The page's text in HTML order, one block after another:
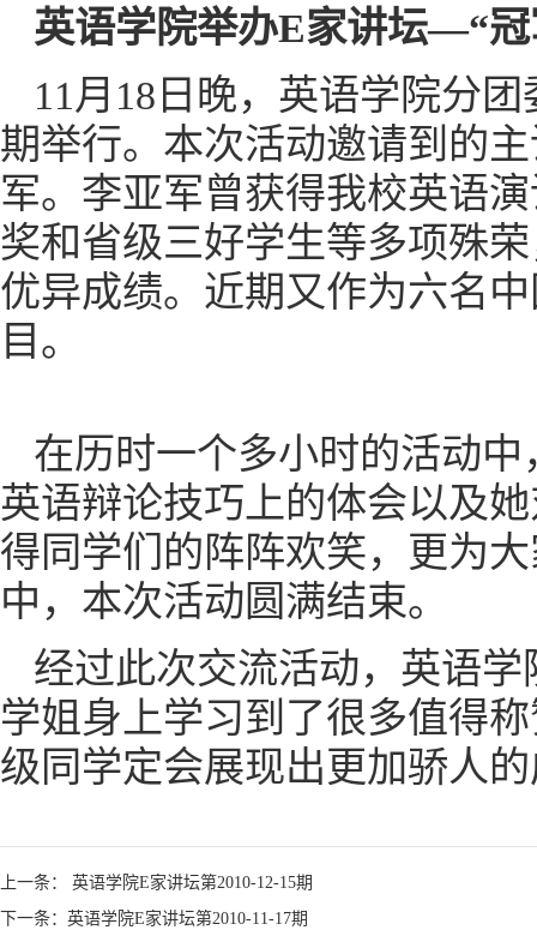
英语学院举办E家讲坛—“
11月18日晚，英语学院分
期举行。 本次活动邀请到的
军。李亚军曾获得我校英语
奖和省级三好学生等多项殊
优异成绩。近期又作为六名
目。
在历时一个多小时的活动
英语辩论技巧上的体会以及
得同学们的阵阵欢笑，更为
中，本次活动圆满结束。
经过此次交流活动，英语
学姐身上学习到了很多值得
级同学定会展现出更加骄人
上一条： 英语学院E家讲坛第2010-12-15期
下一条：英语学院E家讲坛第2010-11-17期